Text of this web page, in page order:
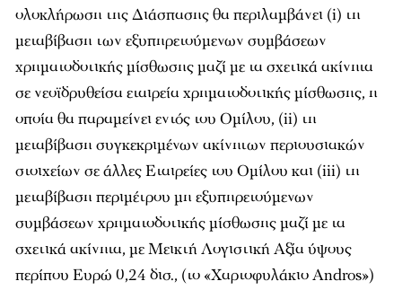
ολοκλήρωση της Διάσπασης θα περιλαμβάνει (i) τη
μεταβίβαση των εξυπηρετούμενων συμβάσεων
χρηματοδοτικής μίσθωσης μαζί με τα σχετικά ακίνητα
σε νεοϊδρυθείσα εταιρεία χρηματοδοτικής μίσθωσης, η
οποία θα παραμείνει εντός του Ομίλου, (ii) τη
μεταβίβαση συγκεκριμένων ακίνητων περιουσιακών
στοιχείων σε άλλες Εταιρείες του Ομίλου και (iii) τη
μεταβίβαση περιμέτρου μη εξυπηρετούμενων
συμβάσεων χρηματοδοτικής μίσθωσης μαζί με τα
σχετικά ακίνητα, με Μεικτή Λογιστική Αξία ύψους
περίπου Ευρώ 0,24 δισ., (το «Χαρτοφυλάκιο Andros»)